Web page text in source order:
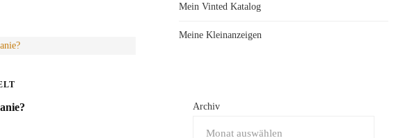
Mein Vinted Katalog
Meine Kleinanzeigen
Archiv